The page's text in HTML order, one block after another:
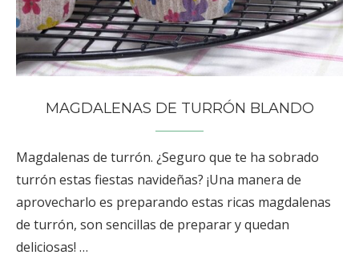
MAGDALENAS DE TURRÓN BLANDO
Magdalenas de turrón. ¿Seguro que te ha sobrado
turrón estas fiestas navideñas? ¡Una manera de
aprovecharlo es preparando estas ricas magdalenas
de turrón, son sencillas de preparar y quedan
deliciosas! …